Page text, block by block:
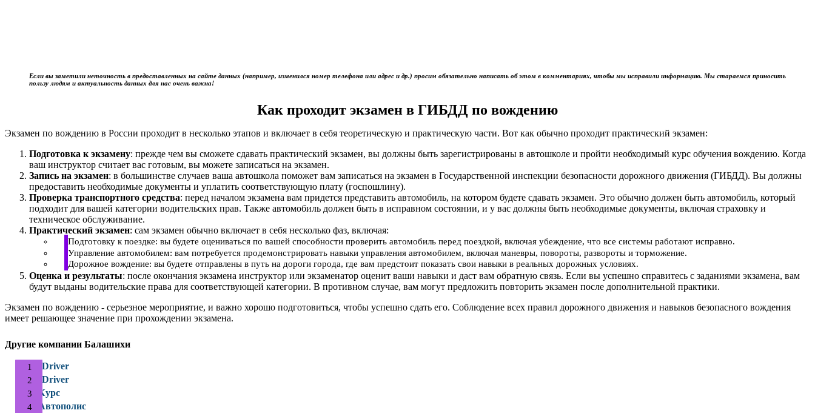
Если вы заметили неточность в предоставленных на сайте данных (например, изменился номер телефона или адрес и др.) просим обязательно написать об этом в комментариях, чтобы мы исправили информацию. Мы стараемся приносить
пользу людям и актуальность данных для нас очень важна!
Как проходит экзамен в ГИБДД по вождению
Экзамен по вождению в России проходит в несколько этапов и включает в себя теоретическую и практическую части. Вот как обычно проходит практический экзамен:
Подготовка к экзамену: прежде чем вы сможете сдавать практический экзамен, вы должны быть зарегистрированы в автошколе и пройти необходимый курс обучения вождению. Когда
ваш инструктор считает вас готовым, вы можете записаться на экзамен.
Запись на экзамен: в большинстве случаев ваша автошкола поможет вам записаться на экзамен в Государственной инспекции безопасности дорожного движения (ГИБДД). Вы должны
предоставить необходимые документы и уплатить соответствующую плату (госпошлину).
Проверка транспортного средства: перед началом экзамена вам придется представить автомобиль, на котором будете сдавать экзамен. Это обычно должен быть автомобиль, который
подходит для вашей категории водительских прав. Также автомобиль должен быть в исправном состоянии, и у вас должны быть необходимые документы, включая страховку и
техническое обслуживание.
Практический экзамен: сам экзамен обычно включает в себя несколько фаз, включая:
Подготовку к поездке: вы будете оцениваться по вашей способности проверить автомобиль перед поездкой, включая убеждение, что все системы работают исправно.
Управление автомобилем: вам потребуется продемонстрировать навыки управления автомобилем, включая маневры, повороты, развороты и торможение.
Дорожное вождение: вы будете отправлены в путь на дороги города, где вам предстоит показать свои навыки в реальных дорожных условиях.
Оценка и результаты: после окончания экзамена инструктор или экзаменатор оценит ваши навыки и даст вам обратную связь. Если вы успешно справитесь с заданиями экзамена, вам
будут выданы водительские права для соответствующей категории. В противном случае, вам могут предложить повторить экзамен после дополнительной практики.
Экзамен по вождению - серьезное мероприятие, и важно хорошо подготовиться, чтобы успешно сдать его. Соблюдение всех правил дорожного движения и навыков безопасного вождения
имеет решающее значение при прохождении экзамена.
Другие компании Балашихи
IDriver
IDriver
Курс
Автополис